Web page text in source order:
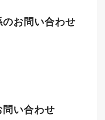
お問い合わせ
い合わせ